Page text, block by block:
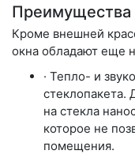
Преимущества
Кроме внешней
окна обладают еще
· Тепло- и
стеклопакета.
на стекла
которое не
помещения.